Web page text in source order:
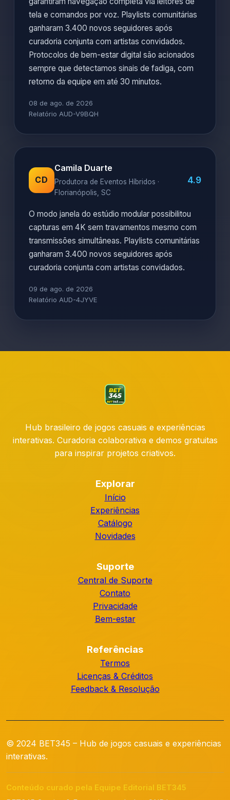
tela e comandos por voz. Playlists comunitárias
ganharam 3.400 novos seguidores após
curadoria conjunta com artistas convidados.
Protocolos de bem-estar digital são acionados
sempre que detectamos sinais de fadiga, com
retorno da equipe em até 30 minutos.
08 de ago. de 2026
Relatório AUD-V9BQH
CD
Camila Duarte
Produtora de Eventos Híbridos ·
Florianópolis, SC
4.9
O modo janela do estúdio modular possibilitou
capturas em 4K sem travamentos mesmo com
transmissões simultâneas. Playlists comunitárias
ganharam 3.400 novos seguidores após
curadoria conjunta com artistas convidados.
09 de ago. de 2026
Relatório AUD-4JYVE
Hub brasileiro de jogos casuais e experiências
interativas. Curadoria colaborativa e demos gratuitas
para inspirar projetos criativos.
Explorar
Início
Experiências
Catálogo
Novidades
Suporte
Central de Suporte
Contato
Privacidade
Bem-estar
Referências
Termos
Licenças & Créditos
Feedback & Resolução
© 2024 BET345 – Hub de jogos casuais e experiências
interativas.
Conteúdo curado pela Equipe Editorial BET345